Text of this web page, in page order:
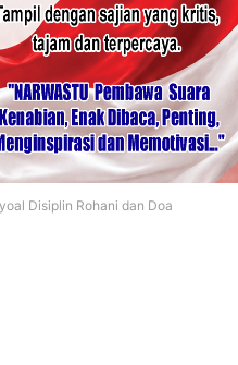
Disiplin Rohani dan Doa